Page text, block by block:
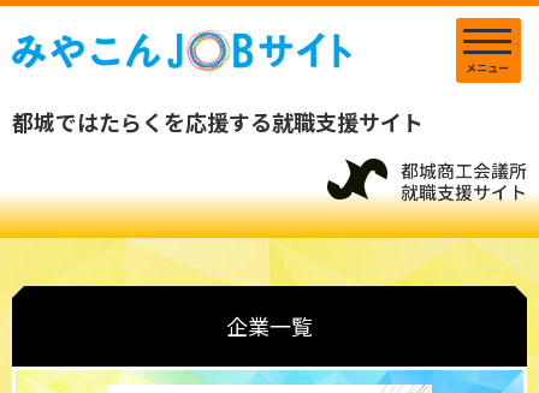
都城ではたらくを応援する就職支援サイト
メニュー
企業一覧